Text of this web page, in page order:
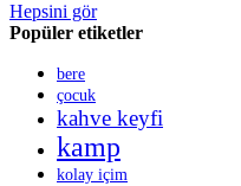
Hepsini gör
Popüler etiketler
bere
çocuk
kahve keyfi
kamp
kolay içim